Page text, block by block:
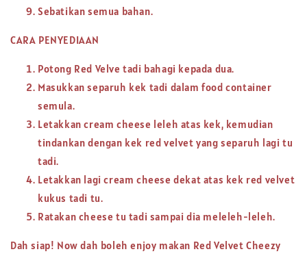
Sebatikan semua bahan.
CARA PENYEDIAAN
Potong Red Velve tadi bahagi kepada dua.
Masukkan separuh kek tadi dalam food container
semula.
Letakkan cream cheese leleh atas kek, kemudian
tindankan dengan kek red velvet yang separuh lagi tu
tadi.
Letakkan lagi cream cheese dekat atas kek red velvet
kukus tadi tu.
Ratakan cheese tu tadi sampai dia meleleh-leleh.
Dah siap! Now dah boleh enjoy makan Red Velvet Cheezy